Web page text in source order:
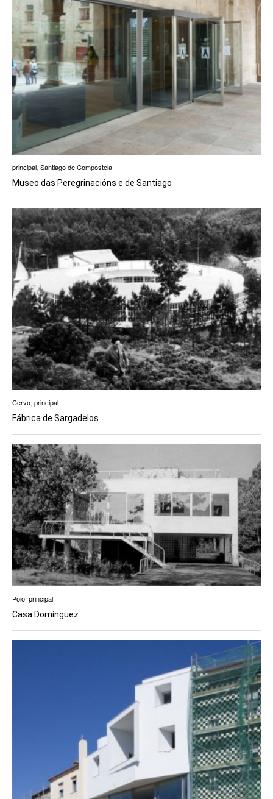
principal Santiago de Compostela
Museo das Peregrinacións e de Santiago
Cervo principal
Fábrica de Sargadelos
Poio principal
Casa Domínguez